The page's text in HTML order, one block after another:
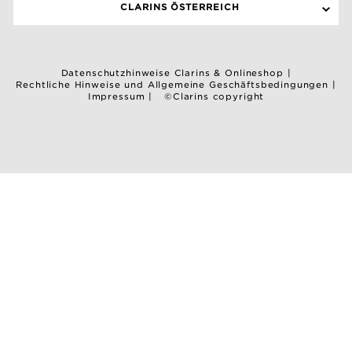
CLARINS ÖSTERREICH
Datenschutzhinweise Clarins & Onlineshop |
Rechtliche Hinweise und Allgemeine Geschäftsbedingungen |
Impressum | ©Clarins copyright